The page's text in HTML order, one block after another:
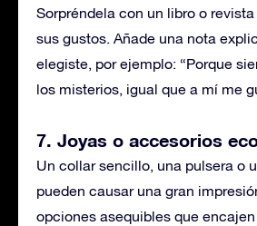
Sorpréndela con un libro o
sus gustos. Añade una nota
elegiste, por ejemplo: “Porque
los misterios, igual que a mí me
7. Joyas o accesorios
Un collar sencillo, una pulsera o
pueden causar una gran
opciones asequibles que